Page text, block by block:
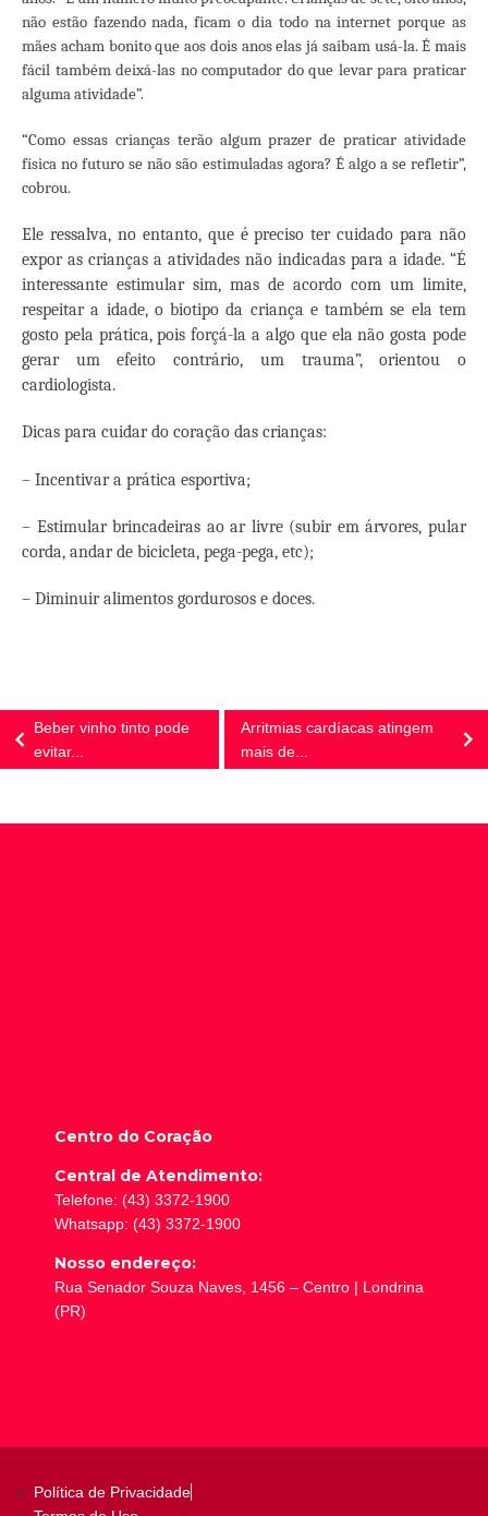
não estão fazendo nada, ficam o dia todo na internet porque as
mães acham bonito que aos dois anos elas já saibam usá-la. É mais
fácil também deixá-las no computador do que levar para praticar
alguma atividade”.
“Como essas crianças terão algum prazer de praticar atividade
física no futuro se não são estimuladas agora? É algo a se refletir”,
cobrou.
Ele ressalva, no entanto, que é preciso ter cuidado para não
expor as crianças a atividades não indicadas para a idade. “É
interessante estimular sim, mas de acordo com um limite,
respeitar a idade, o biotipo da criança e também se ela tem
gosto pela prática, pois forçá-la a algo que ela não gosta pode
gerar um efeito contrário, um trauma”, orientou o
cardiologista.
Dicas para cuidar do coração das crianças:
– Incentivar a prática esportiva;
– Estimular brincadeiras ao ar livre (subir em árvores, pular
corda, andar de bicicleta, pega-pega, etc);
– Diminuir alimentos gordurosos e doces.
Beber vinho tinto pode
evitar...
Arritmias cardíacas atingem
mais de...
Centro do Coração
Central de Atendimento:
Telefone: (43) 3372-1900
Whatsapp: (43) 3372-1900
Nosso endereço:
Rua Senador Souza Naves, 1456 – Centro | Londrina
(PR)
Política de Privacidade